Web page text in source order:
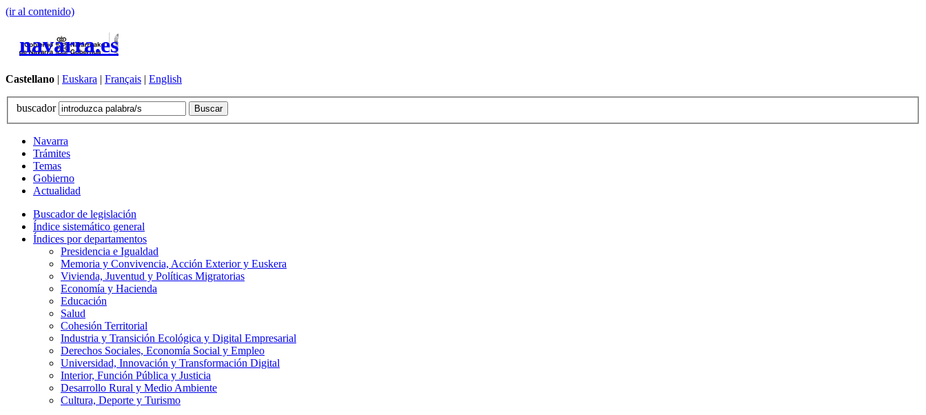
(ir al contenido)
navarra.es
Castellano | Euskara | Français | English
buscador
Navarra
Trámites
Temas
Gobierno
Actualidad
Buscador de legislación
Índice sistemático general
Índices por departamentos
Presidencia e Igualdad
Memoria y Convivencia, Acción Exterior y Euskera
Vivienda, Juventud y Políticas Migratorias
Economía y Hacienda
Educación
Salud
Cohesión Territorial
Industria y Transición Ecológica y Digital Empresarial
Derechos Sociales, Economía Social y Empleo
Universidad, Innovación y Transformación Digital
Interior, Función Pública y Justicia
Desarrollo Rural y Medio Ambiente
Cultura, Deporte y Turismo